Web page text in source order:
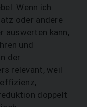
Wenn ich
oder andere
auswerten kann,
und
der
relevant, weil
doppelt